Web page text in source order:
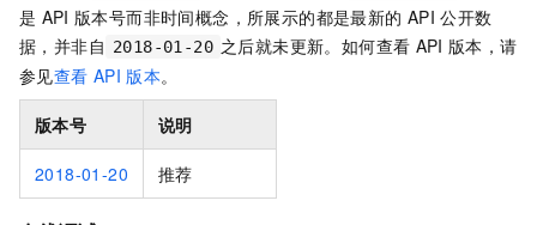
是 API 版本号而非时间概念，所展示的都是最新的 API 公开数
据，并非自 2018-01-20 之后就未更新。如何查看 API 版本，请
参见查看 API 版本。
版本号 说明
2018-01-20 推荐